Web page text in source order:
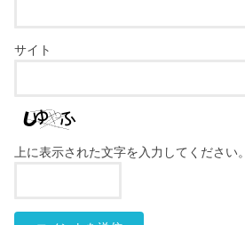
サイト
上に表示された文字を入力してください。